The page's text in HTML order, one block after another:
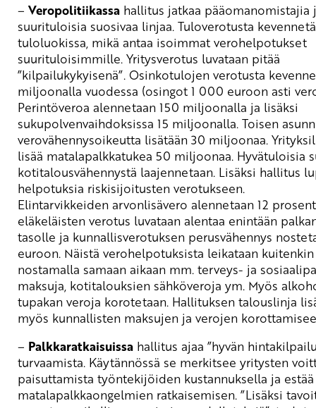
– Veropolitiikassa hallitus jatkaa pääomanomistajia
suurituloisia suosivaa linjaa. Tuloverotusta
tuloluokissa, mikä antaa isoimmat verohelpotukset
suurituloisimmille. Yritysverotus luvataan pitää
”kilpailukykyisenä”. Osinkotulojen verotusta
miljoonalla vuodessa (osingot 1 000 euroon asti
Perintöveroa alennetaan 150 miljoonalla ja lisäksi
sukupolvenvaihdoksissa 15 miljoonalla. Toisen
verovähennysoikeutta lisätään 30 miljoonaa.
lisää matalapalkkatukea 50 miljoonaa. Hyvätuloisia
kotitalousvähennystä laajennetaan. Lisäksi hallitus
helpotuksia riskisijoitusten verotukseen.
Elintarvikkeiden arvonlisävero alennetaan 12
eläkeläisten verotus luvataan alentaa enintään
tasolle ja kunnallisverotuksen perusvähennys
euroon. Näistä verohelpotuksista leikataan
nostamalla samaan aikaan mm. terveys- ja
maksuja, kotitalouksien sähköveroja ym. Myös
tupakan veroja korotetaan. Hallituksen talouslinja
myös kunnallisten maksujen ja verojen
– Palkkaratkaisuissa hallitus ajaa ”hyvän
turvaamista. Käytännössä se merkitsee yritysten
paisuttamista työntekijöiden kustannuksella ja estää
matalapalkkaongelmien ratkaisemisen. ”Lisäksi